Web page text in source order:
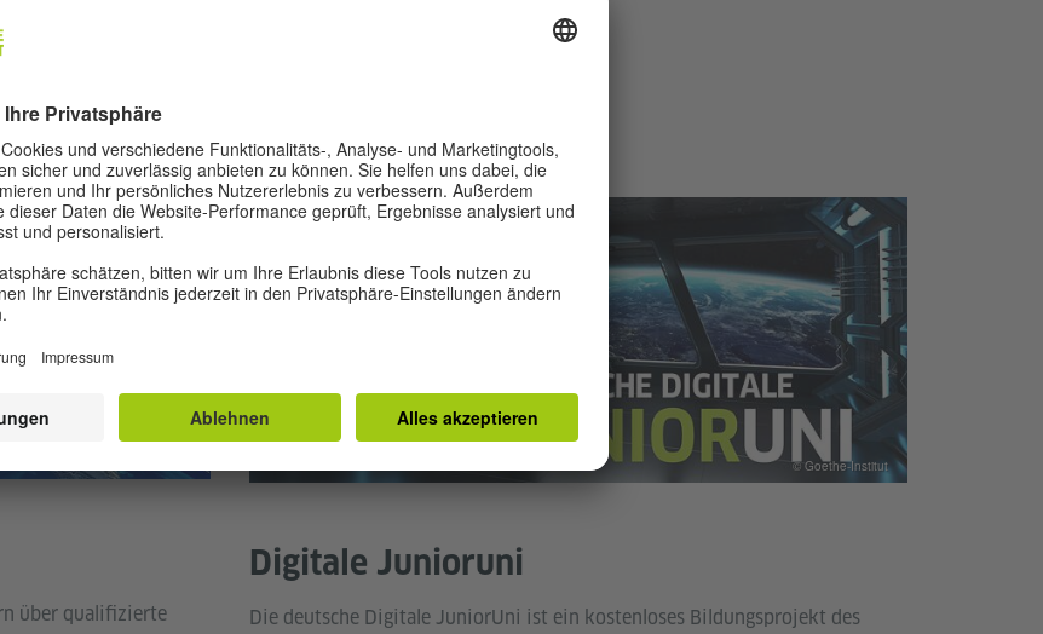
über qualifizierte
Digitale Junioruni
Die deutsche Digitale JuniorUni ist ein kostenloses Bildungsprojekt des
© Goethe-Institut